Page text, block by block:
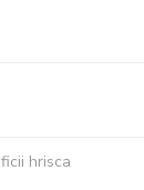
hrisca